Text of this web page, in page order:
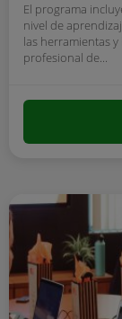
El programa
nivel de
las herramientas
profesional de...